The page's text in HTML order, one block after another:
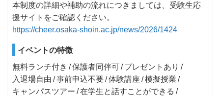
本制度の詳細や補助の流れにつきましては、受験生応
援サイトをご確認ください。
https://cheer.osaka-shoin.ac.jp/news/2026/1424
イベントの特徴
無料ランチ付き
保護者同伴可
プレゼントあり
入退場自由
事前申込不要 体験講座
模擬授業
キャンパスツアー
在学生と話すことができる